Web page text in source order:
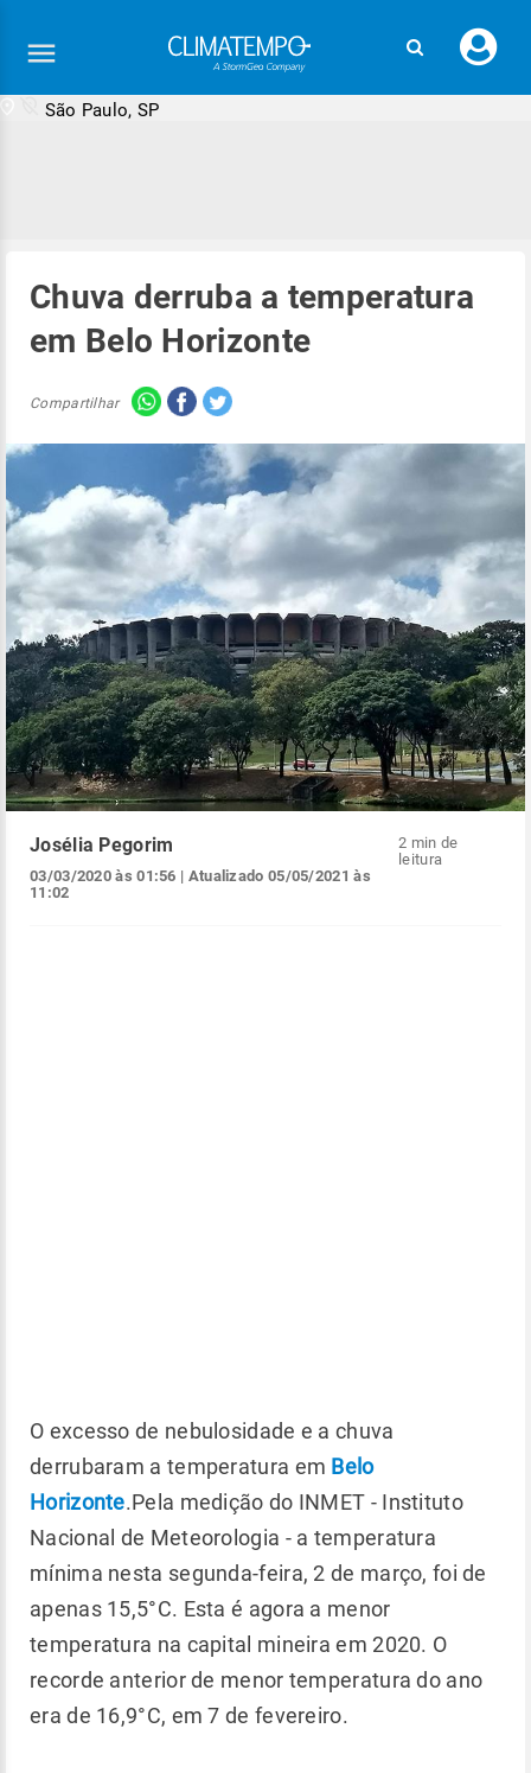
seu
São Paulo, SP
Chuva derruba a temperatura
em Belo Horizonte
Compartilhar
Josélia Pegorim
03/03/2020 às 01:56 | Atualizado 05/05/2021 às
11:02
2 min de
leitura
O excesso de nebulosidade e a chuva
derrubaram a temperatura em Belo
Horizonte.Pela medição do INMET - Instituto
Nacional de Meteorologia - a temperatura
mínima nesta segunda-feira, 2 de março, foi de
apenas 15,5°C. Esta é agora a menor
temperatura na capital mineira em 2020. O
recorde anterior de menor temperatura do ano
era de 16,9°C, em 7 de fevereiro.